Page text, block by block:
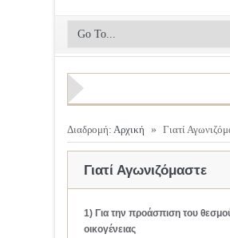
Διαδρομή: Αρχική » Γιατί
Γιατί Αγωνιζόμαστε
1) Για την προάσπιση του
οικογένειας